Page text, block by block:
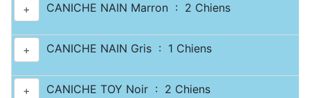
+ CANICHE NAIN Marron : 2 Chiens
+ CANICHE NAIN Gris : 1 Chiens
+ CANICHE TOY Noir : 2 Chiens